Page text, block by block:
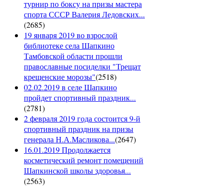
турнир по боксу на призы мастера
спорта СССР Валерия Ледовских...
(2685)
19 января 2019 во взрослой
библиотеке села Шапкино
Тамбовской области прошли
православные посиделки "Трещат
крещенские морозы"(2518)
02.02.2019 в селе Шапкино
пройдет спортивный праздник...
(2781)
2 февраля 2019 года состоится 9-й
спортивный праздник на призы
генерала Н.А.Масликова...(2647)
16.01.2019 Продолжается
косметический ремонт помещений
Шапкинской школы здоровья...
(2563)